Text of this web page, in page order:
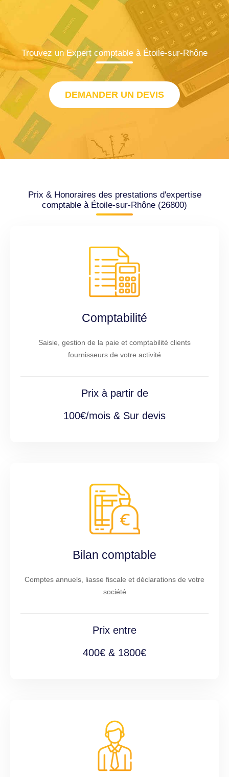
Trouvez un Expert comptable à Étoile-sur-Rhône
DEMANDER UN DEVIS
Prix & Honoraires des prestations d'expertise
comptable à Étoile-sur-Rhône (26800)
Comptabilité
Saisie, gestion de la paie et comptabilité clients
fournisseurs de votre activité
Prix à partir de
100€/mois & Sur devis
Bilan comptable
Comptes annuels, liasse fiscale et déclarations de votre
société
Prix entre
400€ & 1800€